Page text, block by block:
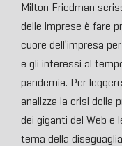
Milton Friedman
delle imprese è fare
cuore dell’impresa
e gli interessi al
pandemia. Per
analizza la crisi della
dei giganti del Web e
tema della